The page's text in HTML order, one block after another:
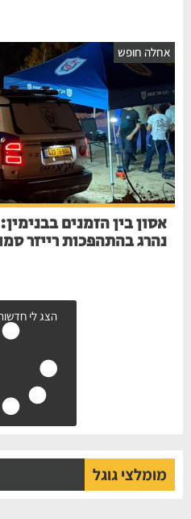
אחלה חופש
נהרג בהתהפכות רייזר
הצג לי
מומלצי גוגל